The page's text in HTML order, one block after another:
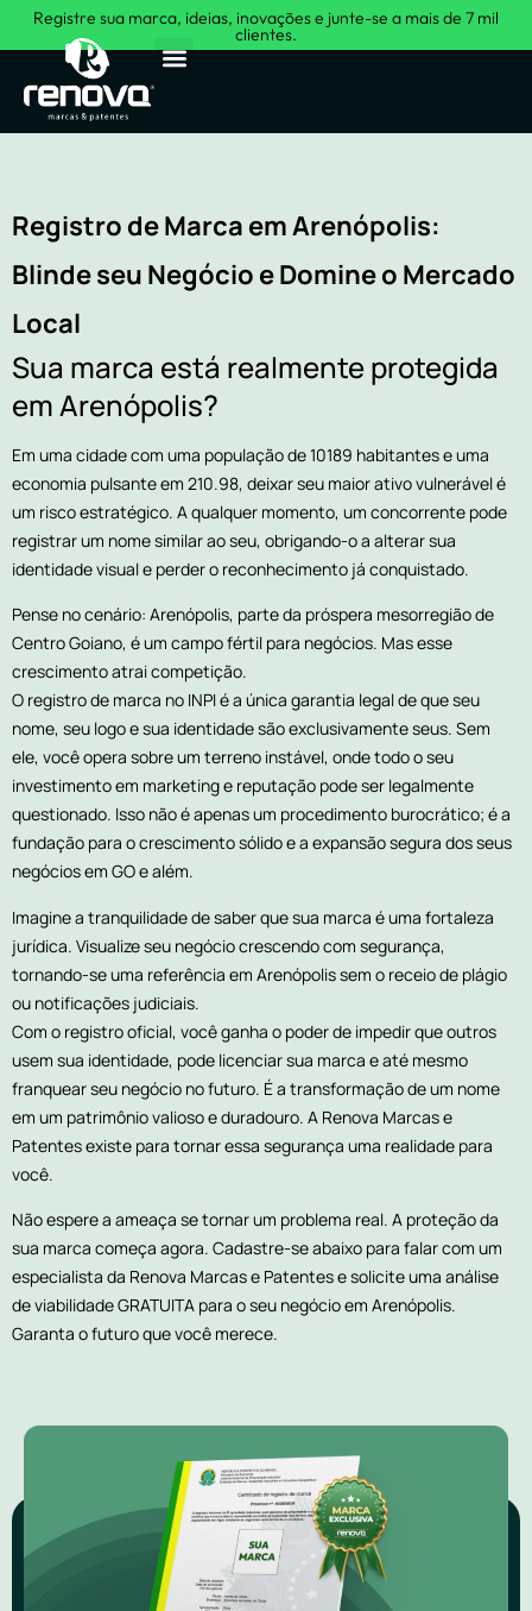
Registre sua marca, ideias, inovações e junte-se a mais de 7 mil
clientes.
Registro de Marca em Arenópolis:
Blinde seu Negócio e Domine o Mercado
Local
Sua marca está realmente protegida
em Arenópolis?
Em uma cidade com uma população de 10189 habitantes e uma
economia pulsante em 210.98, deixar seu maior ativo vulnerável é
um risco estratégico. A qualquer momento, um concorrente pode
registrar um nome similar ao seu, obrigando-o a alterar sua
identidade visual e perder o reconhecimento já conquistado.
Pense no cenário: Arenópolis, parte da próspera mesorregião de
Centro Goiano, é um campo fértil para negócios. Mas esse
crescimento atrai competição.
O registro de marca no INPI é a única garantia legal de que seu
nome, seu logo e sua identidade são exclusivamente seus. Sem
ele, você opera sobre um terreno instável, onde todo o seu
investimento em marketing e reputação pode ser legalmente
questionado. Isso não é apenas um procedimento burocrático; é a
fundação para o crescimento sólido e a expansão segura dos seus
negócios em GO e além.
Imagine a tranquilidade de saber que sua marca é uma fortaleza
jurídica. Visualize seu negócio crescendo com segurança,
tornando-se uma referência em Arenópolis sem o receio de plágio
ou notificações judiciais.
Com o registro oficial, você ganha o poder de impedir que outros
usem sua identidade, pode licenciar sua marca e até mesmo
franquear seu negócio no futuro. É a transformação de um nome
em um patrimônio valioso e duradouro. A Renova Marcas e
Patentes existe para tornar essa segurança uma realidade para
você.
Não espere a ameaça se tornar um problema real. A proteção da
sua marca começa agora. Cadastre-se abaixo para falar com um
especialista da Renova Marcas e Patentes e solicite uma análise
de viabilidade GRATUITA para o seu negócio em Arenópolis.
Garanta o futuro que você merece.